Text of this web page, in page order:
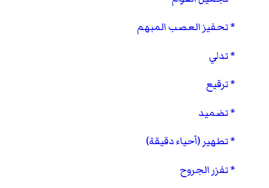
تحفيز العصب المبهم
تدلي
ترقيع
تضميد
تطهير (أحياء دقيقة)
تفزر الجروح